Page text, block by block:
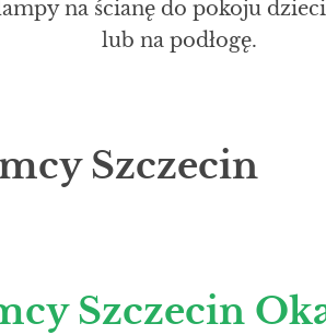
na ścianę do pokoju
lub na podłogę.
Szczecin
Szczecin